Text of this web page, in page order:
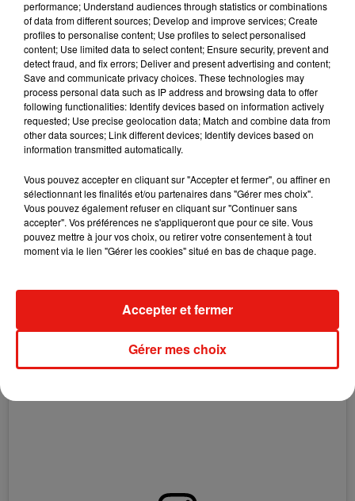
Une publication partagée par Chaix et les étiquettes (@chaixetlesetiquettes)
performance; Understand audiences through statistics or combinations
of data from different sources; Develop and improve services; Create
profiles to personalise content; Use profiles to select personalised
content; Use limited data to select content; Ensure security, prevent and
detect fraud, and fix errors; Deliver and present advertising and content;
Save and communicate privacy choices. These technologies may
process personal data such as IP address and browsing data to offer
following functionalities: Identify devices based on information actively
requested; Use precise geolocation data; Match and combine data from
other data sources; Link different devices; Identify devices based on
information transmitted automatically.
Vous pouvez accepter en cliquant sur "Accepter et fermer", ou affiner en
sélectionnant les finalités et/ou partenaires dans "Gérer mes choix".
Vous pouvez également refuser en cliquant sur "Continuer sans
accepter". Vos préférences ne s'appliqueront que pour ce site. Vous
pouvez mettre à jour vos choix, ou retirer votre consentement à tout
moment via le lien "Gérer les cookies" situé en bas de chaque page.
Gérer mes choix
Accepter et fermer